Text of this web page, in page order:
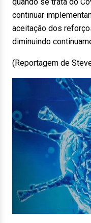
continuar
aceitação dos
diminuindo
(Reportagem de